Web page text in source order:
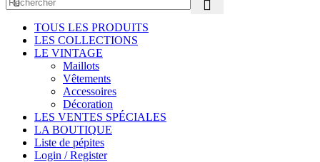
TOUS LES PRODUITS
LES COLLECTIONS
LE VINTAGE
Maillots
Vêtements
Accessoires
Décoration
LES VENTES SPÉCIALES
LA BOUTIQUE
Liste de pépites
Login / Register